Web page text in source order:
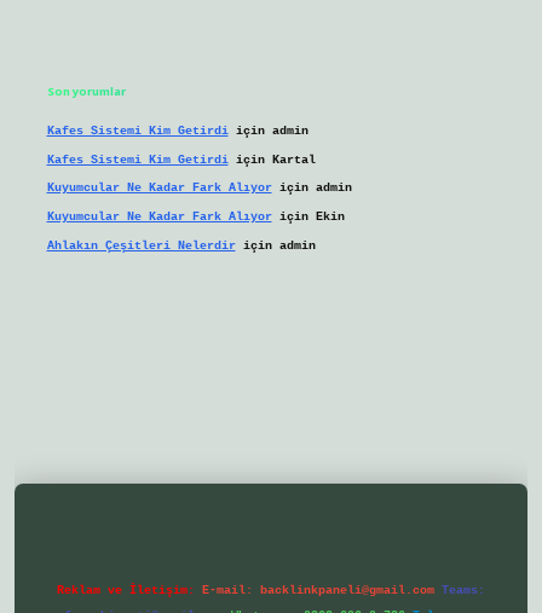
Son yorumlar
Kafes Sistemi Kim Getirdiiçin admin
Kafes Sistemi Kim Getirdiiçin Kartal
Kuyumcular Ne Kadar Fark Alıyoriçin admin
Kuyumcular Ne Kadar Fark Alıyoriçin Ekin
Ahlakın Çeşitleri Nelerdiriçin admin
Reklam ve İletişim: E-mail: backlinkpaneli@gmail.com Teams: